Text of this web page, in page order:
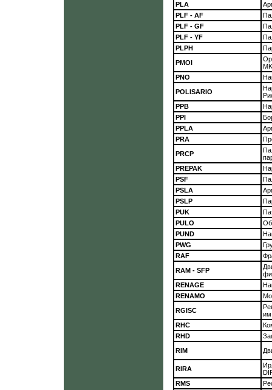
PLA
PLF - AF
PLF - GF
PLF - YF
PLPH
PMOI
PNO
POLISARIO
РРВ
PPI
PPLA
PRA
PRCP
PREPAK
PSF
PSLA
PSLP
PUK
PULO
PUND
PWG
RAF
RAM - SFP
RENAGE
RENAMO
RGISC
RHC
RHD
RIM
RIRA
RMS